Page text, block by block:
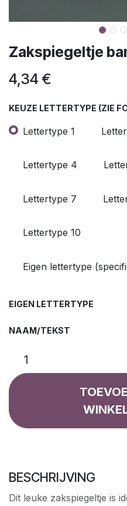
Zakspiegeltje
4,34 €
KEUZE LETTERTYPE (ZIE
Lettertype 1
Lettertype 4
Lettertype 7
Lettertype 10
Eigen lettertype
EIGEN LETTERTYPE
NAAM/TEKST
BESCHRIJVING
Dit leuke zakspiegeltje is